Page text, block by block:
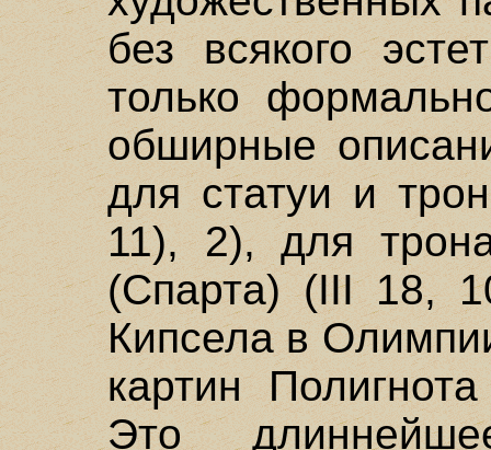
без всякого
только
обширные
для статуи и
11), 2), для
(Спарта) (III 18,
Кипсела в
картин
Это